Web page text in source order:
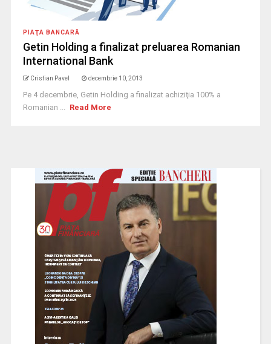
PIAŢA BANCARĂ
Getin Holding a finalizat preluarea Romanian
International Bank
Cristian Pavel decembrie 10, 2013
Pe 4 decembrie, Getin Holding a finalizat achiziţia 100% a
Romanian ... Read More